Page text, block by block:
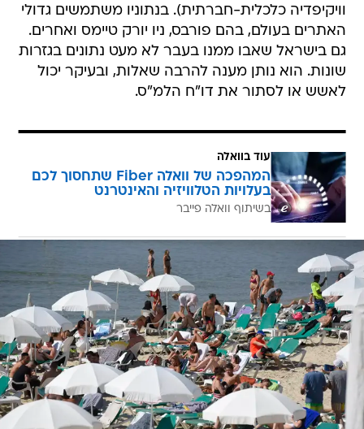
וויקיפדיה כלכלית-חברתית). בנתוניו משתמשים גדולי
האתרים בעולם, בהם פורבס, ניו יורק טיימס ואחרים.
גם בישראל שאבו ממנו בעבר לא מעט נתונים בגזרות
שונות. הוא נותן מענה להרבה שאלות, ובעיקר יכול
לאשש או לסתור את דו"ח הלמ"ס.
עוד בוואלה
המהפכה של וואלה Fiber שתחסוך לכם
בעלויות הטלוויזיה והאינטרנט
בשיתוף וואלה פייבר